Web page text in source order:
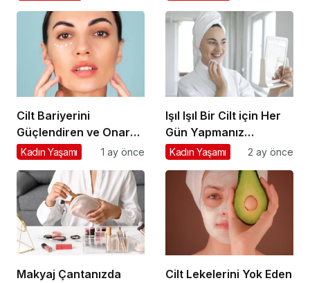
Cilt Bariyerini
Güçlendiren ve Onaran
En İyi 5 İçerik
Kadın Yaşamı 1 ay önce
Işıl Işıl Bir Cilt için Her
Gün Yapmanız
Gereken 5 Alışkanlık
Kadın Yaşamı 2 ay önce
Makyaj Çantanızda
Cilt Lekelerini Yok Eden